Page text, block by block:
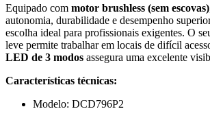
5.0Ah
DCD796P2
DeWalt
Equipado com motor brushless (sem escovas)
autonomia, durabilidade e desempenho
escolha ideal para profissionais exigentes. O
leve permite trabalhar em locais de difícil
LED de 3 modos assegura uma excelente
Características técnicas:
Modelo: DCD796P2